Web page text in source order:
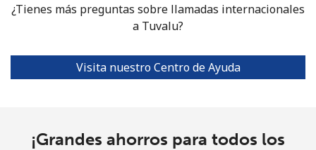
24 min por ⁦$10⁩
Celular ⁦49.9¢⁩ 20 min por ⁦$10⁩ ⁦25¢⁩
Línea fija 22 min por ⁦$10⁩
¿Tienes más preguntas sobre llamadas internacionales
a Tuvalu?
Visita nuestro Centro de Ayuda
¡Grandes ahorros para todos los